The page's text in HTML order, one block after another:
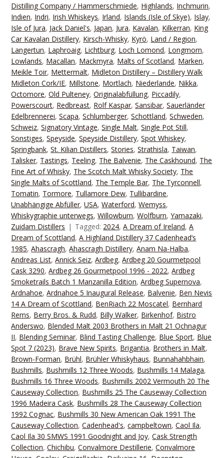
Distilling Company / Hammerschmiede, Highlands, Inchmurin,
Indien, Indri, Irish Whiskeys, Irland, Islands (Isle of Skye), Islay,
Isle of Jura, Jack Daniel's, Japan, Jura, Kavalan, Kilkerran, King
Car Kavalan Distillery, Kirsch-Whisky, Kyrö, Land / Region,
Langertun, Laphroaig, Lichtburg, Loch Lomond, Longmorn,
Lowlands, Macallan, Mackmyra, Malts of Scotland, Marken,
Meikle Toir, Mettermalt, Midleton Distillery – Distillery Walk
Midleton Cork/IE, Millstone, Mortlach, Niederlande, Nikka,
Octomore,Old Pulteney,Originalabfüllung, Piccadily,
Powerscourt, Redbreast, Rolf Kaspar,Sansibar,Sauerländer
Edelbrennerei,Scapa,Schlumberger,Schottland,Schweden,
Schweiz,Signatory Vintage,Single Malt,Single Pot Still,
Sonstiges,Speyside,Speyside Distillery,Spot Whiskey,
Springbank,St. Kilian Distillers,Stories,Strathisla, Taiwan,
Talisker, Tastings, Teeling, The Balvenie, The Caskhound, The
Fine Art of Whisky, The Scotch Malt Whisky Society, The
Single Malts of Scottland, The Temple Bar, The Tyrconnell,
Tomatin, Tormore, Tullamore Dew, Tullibardine,
Unabhängige Abfüller,USA,Waterford,Wemyss,
Whiskygraphie unterwegs,Willowburn,Wolfburn,Yamazaki,
Zuidam Distillers
Tagged: 2024,A Dream of Ireland,A
Dream of Scottland,A Highland Distillery 37 Cadenhead‘s
1985,Ahascragh,Ahascragh Distillery,Anam Na-Halba,
Andreas List,Annick Seiz,Ardbeg,Ardbeg 20 Gourmetpool
Cask 3290,Ardbeg 26 Gourmetpool 1996 - 2022,Ardbeg
Smoketrails Batch 1 Manzanilla Edition,Ardbeg Supernova,
Ardnahoe,Ardnahoe 5 Inaugural Release, Balvenie, Ben Nevis
14 A Dream of Scottland, BenRiach 22 Moscatel, Bernhard
Rems, Berry Bros. & Rudd, Billy Walker, Birkenhof, Bistro
Anderswo, Blended Malt 2003 Brothers in Malt 21 Ochnagur
II, Blending Seminar, Blind Tasting Challenge, Blue Sport, Blue
Spot 7 (2023), Brave New Spirits, Brigantia, Brothers in Malt,
Brown-Forman, Brühl, Brühler Whiskyhaus, Bunnahahbhain,
Bushmills, Bushmills 12 Three Woods, Bushmills 14 Malaga,
Bushmills 16 Three Woods, Bushmills 2002 Vermouth 20 The
Causeway Collection, Bushmills 25 The Causeway Collection
1996 Madeira Cask, Bushmills 28 The Causeway Collection
1992 Cognac, Bushmills 30 New American Oak 1991 The
Causeway Collection,Cadenhead's,campbeltown,Caol Ila,
Caol Ila 30 SMWS 1991 Goodnight and Joy,Cask Strength
Collection,Chichibu,Convalmore Destillerie,Convalmore